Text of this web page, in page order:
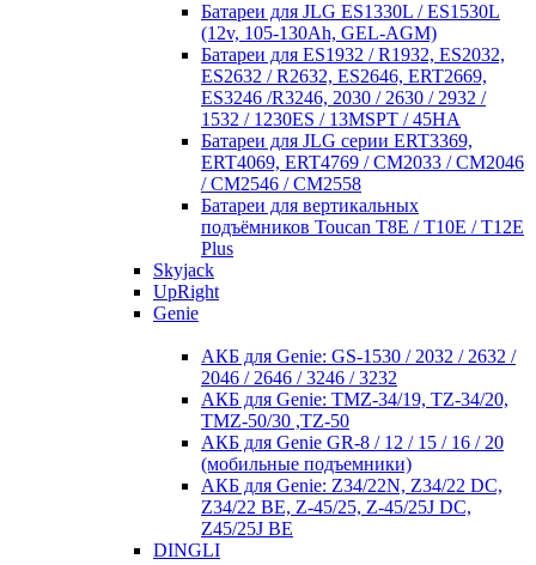
Батареи для JLG ES1330L / ES1530L
(12v, 105-130Ah, GEL-AGM)
Батареи для ES1932 / R1932, ES2032,
ES2632 / R2632, ES2646, ERT2669,
ES3246 /R3246, 2030 / 2630 / 2932 /
1532 / 1230ES / 13MSPT / 45HA
Батареи для JLG серии ERT3369,
ERT4069, ERT4769 / CM2033 / CM2046
/ CM2546 / CM2558
Батареи для вертикальных
подъёмников Toucan T8E / T10E / T12E
Plus
Skyjack
UpRight
Genie
АКБ для Genie: GS-1530 / 2032 / 2632 /
2046 / 2646 / 3246 / 3232
АКБ для Genie: TMZ-34/19, TZ-34/20,
TMZ-50/30 ,TZ-50
АКБ для Genie GR-8 / 12 / 15 / 16 / 20
(мобильные подъемники)
АКБ для Genie: Z34/22N, Z34/22 DC,
Z34/22 BE, Z-45/25, Z-45/25J DC,
Z45/25J BE
DINGLI